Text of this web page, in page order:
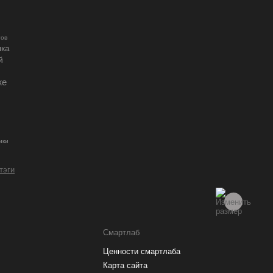
Смартлаб
Ценности смартлаба
Карта сайта